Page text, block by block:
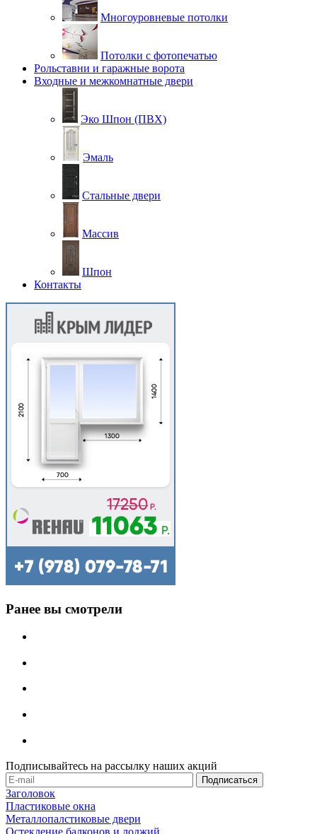
Многоуровневые потолки
Потолки с фотопечатью
Рольставни и гаражные ворота
Входные и межкомнатные двери
Эко Шпон (ПВХ)
Эмаль
Стальные двери
Массив
Шпон
Контакты
Ранее вы смотрели
Подписывайтесь на рассылку наших акций
Заголовок
Пластиковые окна
Металлопалстиковые двери